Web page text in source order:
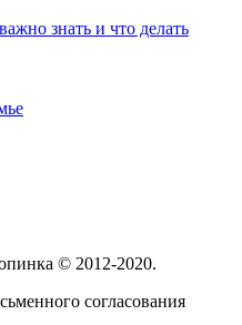
знать и что делать
© 2012-2020.
согласования